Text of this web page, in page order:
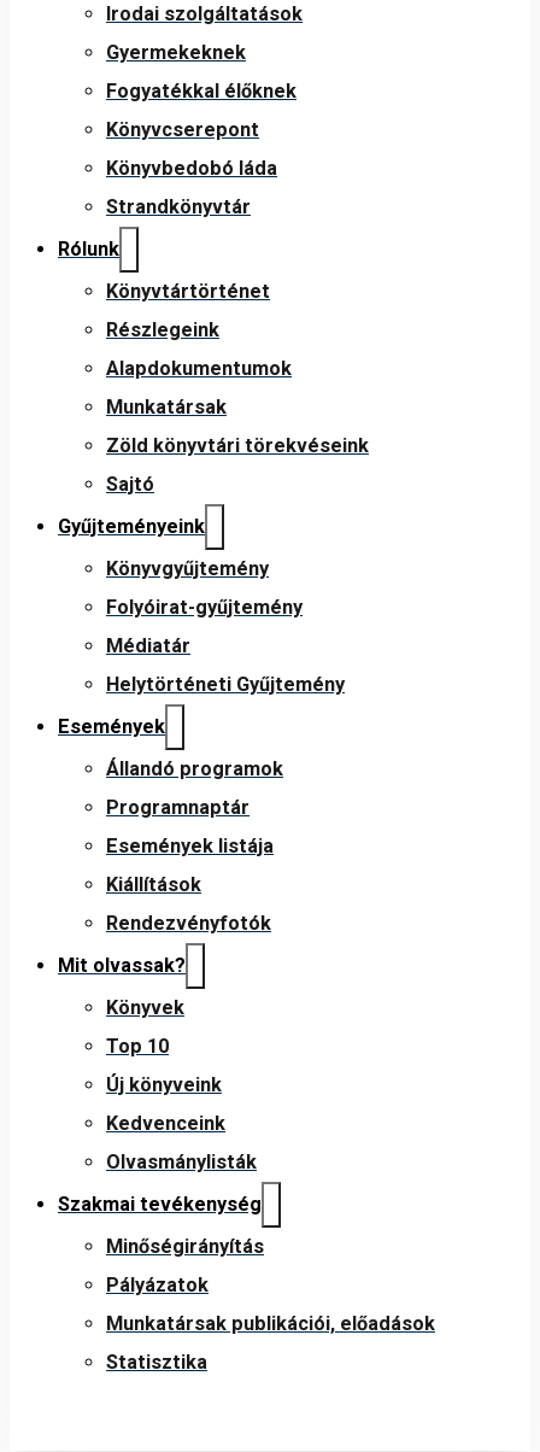
Irodai szolgáltatások
Gyermekeknek
Fogyatékkal élőknek
Könyvcserepont
Könyvbedobó láda
Strandkönyvtár
Rólunk
Könyvtártörténet
Részlegeink
Alapdokumentumok
Munkatársak
Zöld könyvtári törekvéseink
Sajtó
Gyűjteményeink
Könyvgyűjtemény
Folyóirat-gyűjtemény
Médiatár
Helytörténeti Gyűjtemény
Események
Állandó programok
Programnaptár
Események listája
Kiállítások
Rendezvényfotók
Mit olvassak?
Könyvek
Top 10
Új könyveink
Kedvenceink
Olvasmánylisták
Szakmai tevékenység
Minőségirányítás
Pályázatok
Munkatársak publikációi, előadások
Statisztika